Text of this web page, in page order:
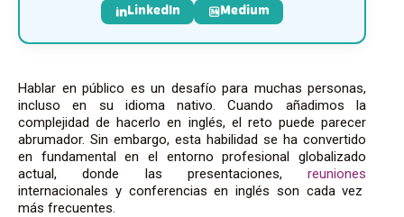
LinkedIn Medium
Hablar en público es un desafío para muchas personas,
incluso en su idioma nativo. Cuando añadimos la
complejidad de hacerlo en inglés, el reto puede parecer
abrumador. Sin embargo, esta habilidad se ha convertido
en fundamental en el entorno profesional globalizado
actual, donde las presentaciones, reuniones
internacionales y conferencias en inglés son cada vez
más frecuentes.